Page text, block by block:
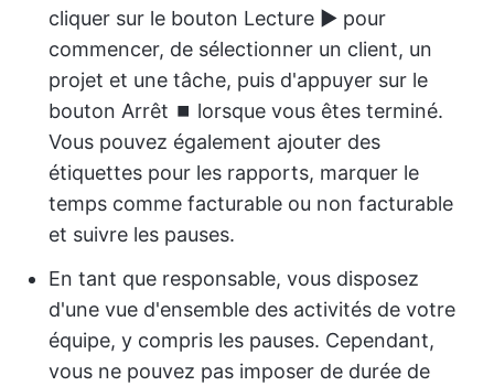
cliquer sur le bouton Lecture ▶️ pour
commencer, de sélectionner un client, un
projet et une tâche, puis d'appuyer sur le
bouton Arrêt ⏹️ lorsque vous êtes terminé.
Vous pouvez également ajouter des
étiquettes pour les rapports, marquer le
temps comme facturable ou non facturable
et suivre les pauses.
En tant que responsable, vous disposez
d'une vue d'ensemble des activités de votre
équipe, y compris les pauses. Cependant,
vous ne pouvez pas imposer de durée de